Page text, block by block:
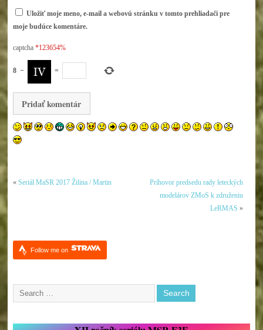
Uložiť moje meno, e-mail a webovú stránku v tomto prehliadači pre
moje budúce komentáre.
captcha*123654%
8 − =
« Seriál MaSR 2017 Žilina / Martin
Príhovor predsedu rady leteckých
modelárov ZMoS k združeniu
LeRMAS »
Follow me on